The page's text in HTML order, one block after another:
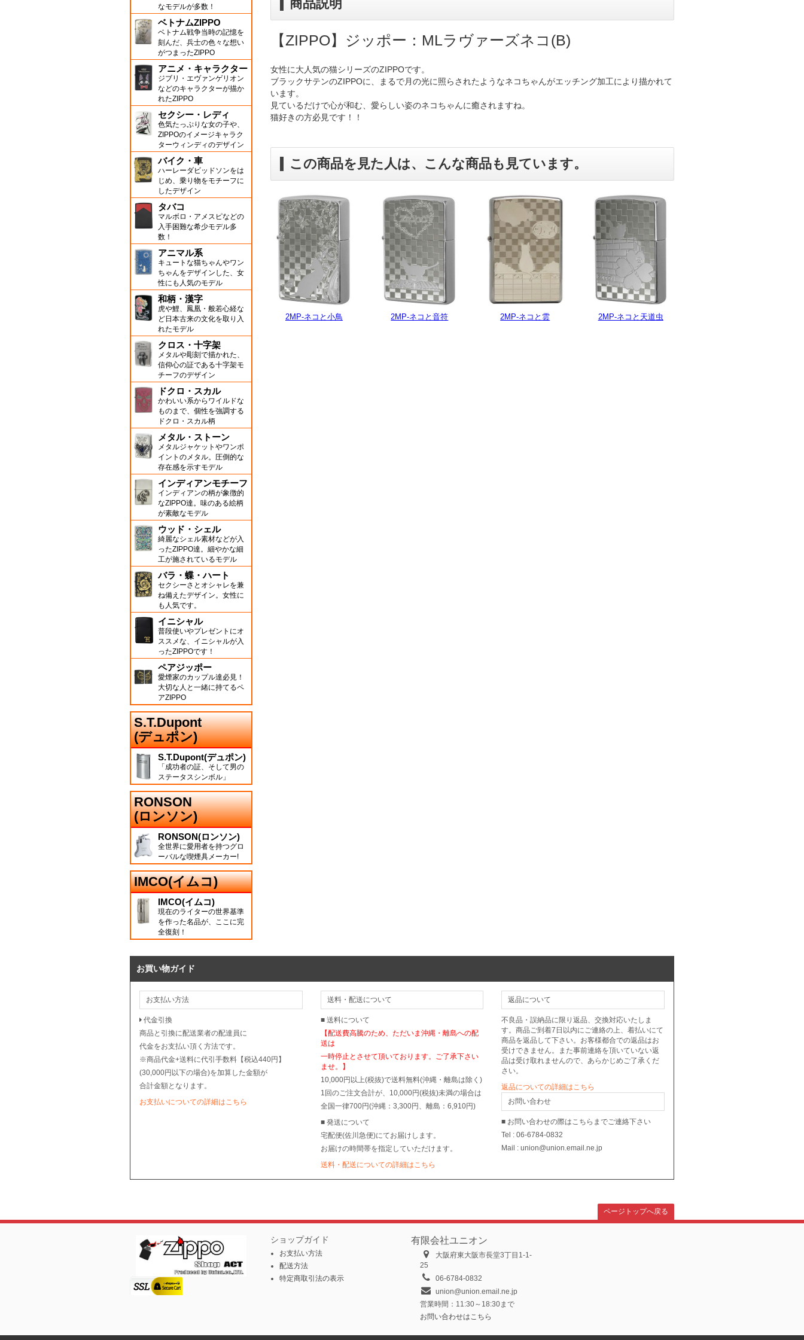
商品説明
【ZIPPO】ジッポー：MLラヴァーズネコ(B)
女性に大人気の猫シリーズのZIPPOです。
ブラックサテンのZIPPOに、まるで月の光に照らされたようなネコちゃんがエッチング加工により描かれて
います。
見ているだけで心が和む、愛らしい姿のネコちゃんに癒されますね。
猫好きの方必見です！！
この商品を見た人は、こんな商品も見ています。
2MP-ネコと小鳥 2MP-ネコと音符 2MP-ネコと雲 2MP-ネコと天道虫
なモデルが多数！
ベトナムZIPPO
ベトナム戦争当時の記憶を
刻んだ、兵士の色々な想い
がつまったZIPPO
アニメ・キャラクター
ジブリ・エヴァンゲリオン
などのキャラクターが描か
れたZIPPO
セクシー・レディ
色気たっぷりな女の子や、
ZIPPOのイメージキャラク
ターウィンディのデザイン
バイク・車
ハーレーダビッドソンをは
じめ、乗り物をモチーフに
したデザイン
タバコ
マルボロ・アメスピなどの
入手困難な希少モデル多
数！
アニマル系
キュートな猫ちゃんやワン
ちゃんをデザインした、女
性にも人気のモデル
和柄・漢字
虎や鯉、鳳凰・般若心経な
ど日本古来の文化を取り入
れたモデル
クロス・十字架
メタルや彫刻で描かれた、
信仰心の証である十字架モ
チーフのデザイン
ドクロ・スカル
かわいい系からワイルドな
ものまで、個性を強調する
ドクロ・スカル柄
メタル・ストーン
メタルジャケットやワンポ
イントのメタル。圧倒的な
存在感を示すモデル
インディアンモチーフ
インディアンの柄が象徴的
なZIPPO達。味のある絵柄
が素敵なモデル
ウッド・シェル
綺麗なシェル素材などが入
ったZIPPO達。細やかな細
工が施されているモデル
バラ・蝶・ハート
セクシーさとオシャレを兼
ね備えたデザイン。女性に
も人気です。
イニシャル
普段使いやプレゼントにオ
ススメな、イニシャルが入
ったZIPPOです！
ペアジッポー
愛煙家のカップル達必見！
大切な人と一緒に持てるペ
アZIPPO
S.T.Dupont
(デュポン)
S.T.Dupont(デュポン)
「成功者の証、そして男の
ステータスシンボル」
RONSON
(ロンソン)
RONSON(ロンソン)
全世界に愛用者を持つグロ
ーバルな喫煙具メーカー!
IMCO(イムコ)
IMCO(イムコ)
現在のライターの世界基準
を作った名品が、ここに完
全復刻！
お買い物ガイド
お支払い方法
代金引換
商品と引換に配送業者の配達員に
代金をお支払い頂く方法です。
※商品代金+送料に代引手数料【税込440円】
(30,000円以下の場合)を加算した金額が
合計金額となります。
お支払いについての詳細はこちら
送料・配送について
■ 送料について
【配送費高騰のため、ただいま沖縄・離島への配
送は
一時停止とさせて頂いております。ご了承下さい
ませ。】
10,000円以上(税抜)で送料無料(沖縄・離島は除く)
1回のご注文合計が、10,000円(税抜)未満の場合は
全国一律700円(沖縄：3,300円、離島：6,910円)
■ 発送について
宅配便(佐川急便)にてお届けします。
お届けの時間帯を指定していただけます。
送料・配送についての詳細はこちら
返品について
不良品・誤納品に限り返品、交換対応いたしま
す。商品ご到着7日以内にご連絡の上、着払いにて
商品を返品して下さい。お客様都合での返品はお
受けできません。また事前連絡を頂いていない返
品は受け取れませんので、あらかじめご了承くだ
さい。
返品についての詳細はこちら
お問い合わせ
■ お問い合わせの際はこちらまでご連絡下さい
Tel : 06-6784-0832
Mail : union@union.email.ne.jp
ページトップへ戻る
ショップガイド
お支払い方法
配送方法
特定商取引法の表示
有限会社ユニオン
大阪府東大阪市長堂3丁目1-1-
25
06-6784-0832
union@union.email.ne.jp
営業時間：11:30～18:30まで
お問い合わせはこちら